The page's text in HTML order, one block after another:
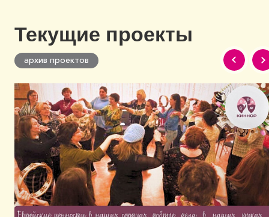
Текущие проекты
архив проектов